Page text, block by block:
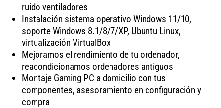
ruido ventiladores
Instalación sistema operativo Windows 11/10,
soporte Windows 8.1/8/7/XP, Ubuntu Linux,
virtualización VirtualBox
Mejoramos el rendimiento de tu ordenador,
reacondicionamos ordenadores antiguos
Montaje Gaming PC a domicilio con tus
componentes, asesoramiento en configuración y
compra